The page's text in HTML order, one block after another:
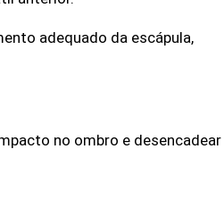
adequado da escápula,
no ombro e desencadear